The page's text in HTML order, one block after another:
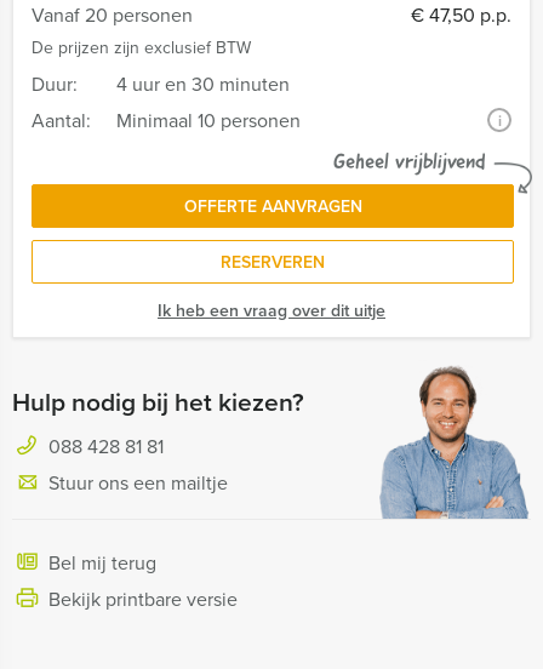
Vanaf 20 personen
€ 47,50 p.p.
De prijzen zijn exclusief BTW
Duur:
4 uur en 30 minuten
Aantal:
Minimaal 10 personen i
Geheel vrijblijvend
OFFERTE AANVRAGEN
RESERVEREN
Ik heb een vraag over dit uitje
Hulp nodig bij het kiezen?
088 428 81 81
Stuur ons een mailtje
Bel mij terug
Bekijk printbare versie